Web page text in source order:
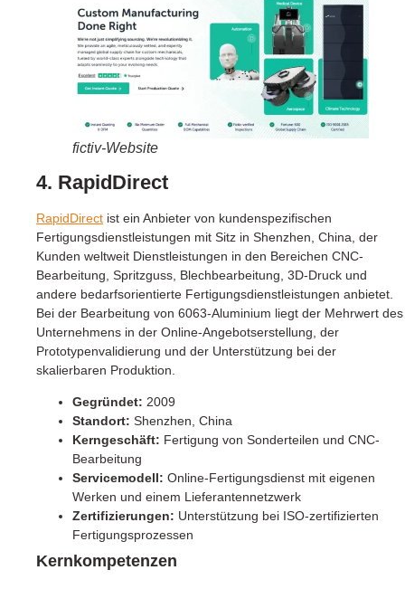
fictiv-Website
4. RapidDirect
RapidDirect ist ein Anbieter von kundenspezifischen
Fertigungsdienstleistungen mit Sitz in Shenzhen, China, der
Kunden weltweit Dienstleistungen in den Bereichen CNC-
Bearbeitung, Spritzguss, Blechbearbeitung, 3D-Druck und
andere bedarfsorientierte Fertigungsdienstleistungen anbietet.
Bei der Bearbeitung von 6063-Aluminium liegt der Mehrwert des
Unternehmens in der Online-Angebotserstellung, der
Prototypenvalidierung und der Unterstützung bei der
skalierbaren Produktion.
Gegründet: 2009
Standort: Shenzhen, China
Kerngeschäft: Fertigung von Sonderteilen und CNC-
Bearbeitung
Servicemodell: Online-Fertigungsdienst mit eigenen
Werken und einem Lieferantennetzwerk
Zertifizierungen: Unterstützung bei ISO-zertifizierten
Fertigungsprozessen
Kernkompetenzen